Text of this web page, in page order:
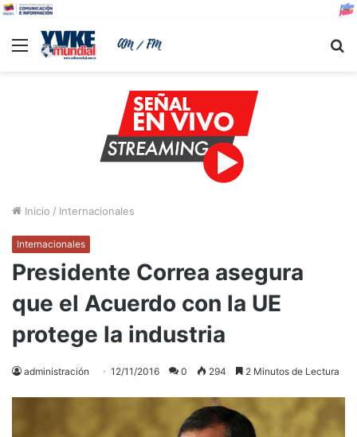
Menu
Inicio / Internacionales
Internacionales
Presidente Correa asegura
que el Acuerdo con la UE
protege la industria
administración 12/11/2016 0 294 2 Minutos de Lectura